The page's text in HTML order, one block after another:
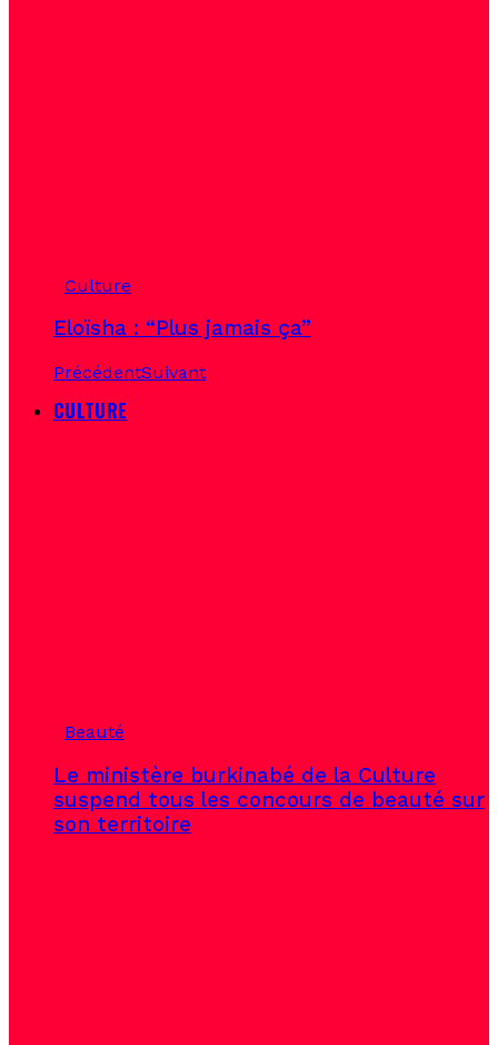
Culture
Eloïsha : “Plus jamais ça”
PrécédentSuivant
CULTURE
Beauté
Le ministère burkinabé de la Culture
suspend tous les concours de beauté sur
son territoire